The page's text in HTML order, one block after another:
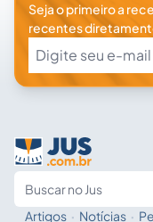
Seja o primeiro a
recentes
Artigos · Notícias ·